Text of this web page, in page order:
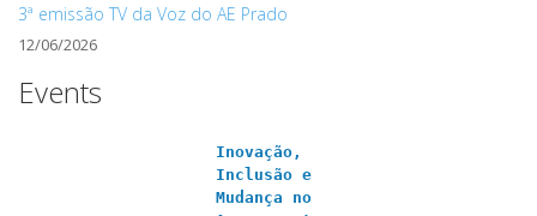
3ª emissão TV da Voz do AE Prado
12/06/2026
Events
Inovação,
Inclusão e
Mudança no